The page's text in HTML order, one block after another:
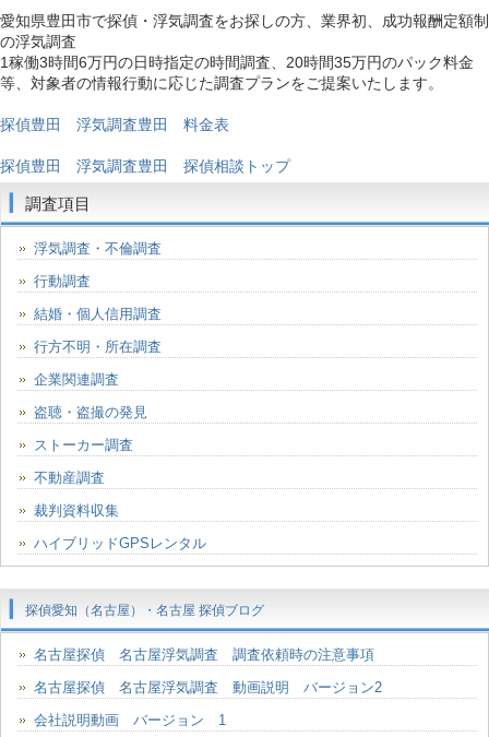
愛知県豊田市で探偵・浮気調査をお探しの方、業界初、成功報酬定額制
の浮気調査
1稼働3時間6万円の日時指定の時間調査、20時間35万円のパック料金
等、対象者の情報行動に応じた調査プランをご提案いたします。
探偵豊田 浮気調査豊田 料金表
探偵豊田 浮気調査豊田 探偵相談トップ
調査項目
浮気調査・不倫調査
行動調査
結婚・個人信用調査
行方不明・所在調査
企業関連調査
盗聴・盗撮の発見
ストーカー調査
不動産調査
裁判資料収集
ハイブリッドGPSレンタル
探偵愛知（名古屋）・名古屋 探偵ブログ
名古屋探偵 名古屋浮気調査 調査依頼時の注意事項
名古屋探偵 名古屋浮気調査 動画説明 バージョン2
会社説明動画 バージョン 1